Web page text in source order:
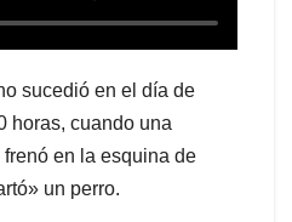
sucedió en el día de
horas, cuando una
en la esquina de
un perro.